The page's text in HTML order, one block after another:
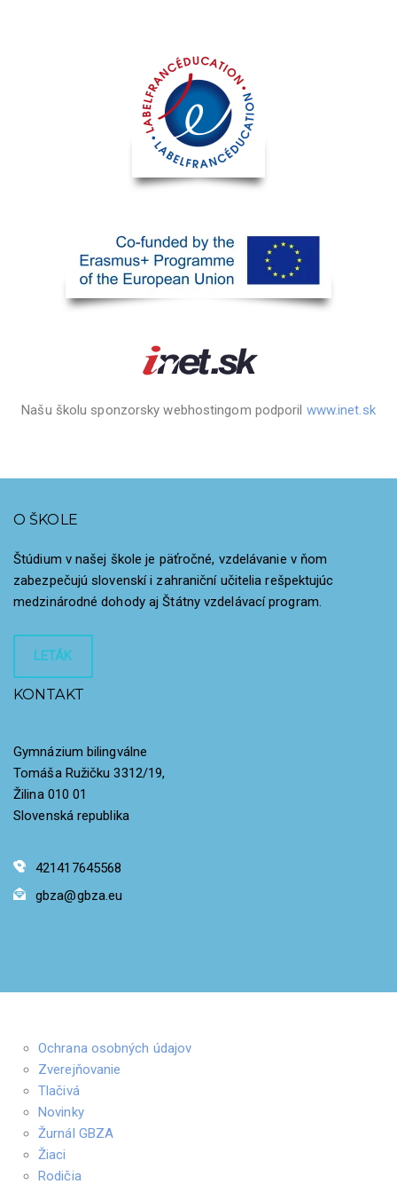
Našu školu sponzorsky webhostingom podporil www.inet.sk
O ŠKOLE
Štúdium v našej škole je päťročné, vzdelávanie v ňom
zabezpečujú slovenskí i zahraniční učitelia rešpektujúc
medzinárodné dohody aj Štátny vzdelávací program.
LETÁK
KONTAKT
Gymnázium bilingválne
Tomáša Ružičku 3312/19,
Žilina 010 01
Slovenská republika
421417645568
gbza@gbza.eu
Ochrana osobných údajov
Zverejňovanie
Tlačivá
Novinky
Žurnál GBZA
Žiaci
Rodičia